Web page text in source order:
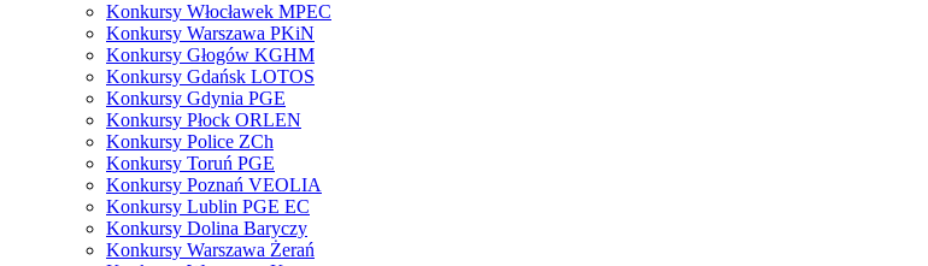
Konkursy Włocławek MPEC
Konkursy Warszawa PKiN
Konkursy Głogów KGHM
Konkursy Gdańsk LOTOS
Konkursy Gdynia PGE
Konkursy Płock ORLEN
Konkursy Police ZCh
Konkursy Toruń PGE
Konkursy Poznań VEOLIA
Konkursy Lublin PGE EC
Konkursy Dolina Baryczy
Konkursy Warszawa Żerań